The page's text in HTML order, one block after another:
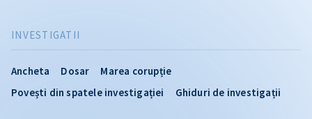
INVESTIGATII
Ancheta Dosar
Marea corupție
Povești din spatele investigației
Ghiduri de investigații